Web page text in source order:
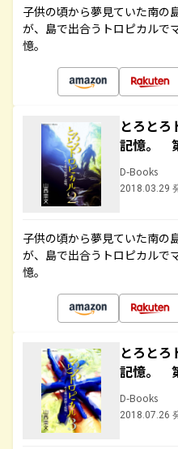
子供の頃から夢見ていた南の
が、島で出合うトロピカルで
憶。
とろと
記憶。
D-Books
2018.03.29
子供の頃から夢見ていた南の
が、島で出合うトロピカルで
憶。
とろと
記憶。
D-Books
2018.07.26